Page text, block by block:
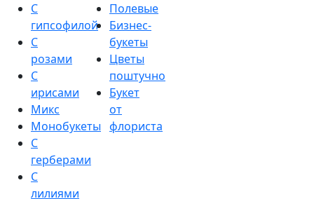
С
гипсофилой
С
розами
С
ирисами
Микс
Монобукеты
С
герберами
С
лилиями
Полевые
Бизнес-
букеты
Цветы
поштучно
Букет
от
флориста